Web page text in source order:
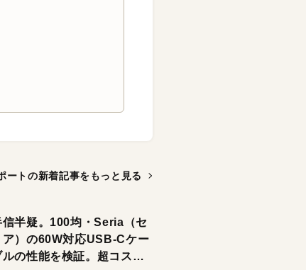
ートの新着記事をもっと見る
信半疑。100均・Seria（セ
ア）の60W対応USB-Cケー
ルの性能を検証。超コスパ